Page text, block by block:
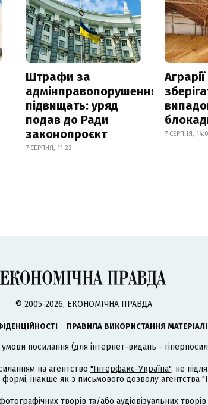
Штрафи за
адмінправопорушення
підвищать: уряд
подав до Ради
законопроєкт
7 СЕРПНЯ, 11:23
7 СЕРПНЯ,
© 2005-2026, ЕКОНОМІЧНА ПРАВДА
ПРАВИЛА ВИКОРИСТАННЯ
посилання (для інтернет-видань -
на агентство "Інтерфакс-Україна", не
інакше як з письмового дозволу агентства
творів та/або аудіовізуальних